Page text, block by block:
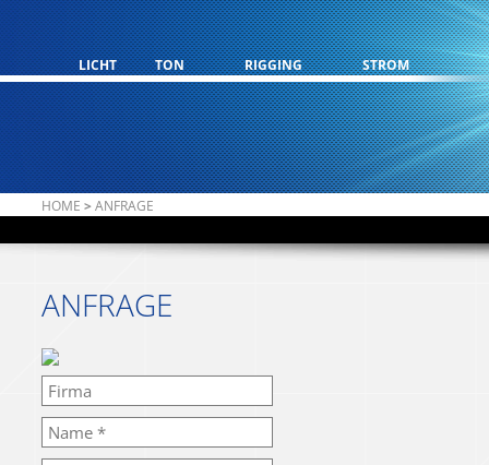
LICHT TON RIGGING STROM
HOME >ANFRAGE
ANFRAGE